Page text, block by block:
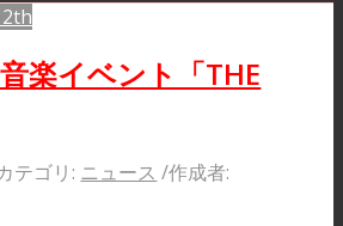
楽イベント「THE
テゴリ: ニュース /作成者: